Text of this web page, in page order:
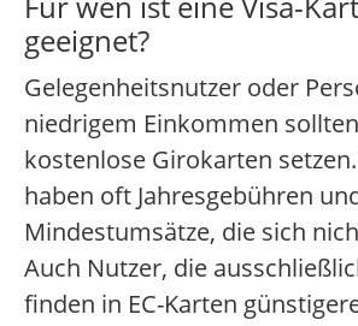
geeignet?
Gelegenheitsnutzer oder
niedrigem Einkommen
kostenlose Girokarten
haben oft Jahresgebühren
Mindestumsätze, die sich
Auch Nutzer, die
finden in EC-Karten